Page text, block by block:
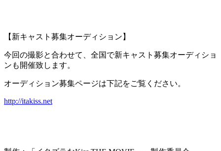
【新キャスト募集オーディション】
今回の撮影と合わせて、全国で新キャスト募集オーディショ
ンも開催致します。
オーディション募集ページは下記をご覧ください。
http://itakiss.net